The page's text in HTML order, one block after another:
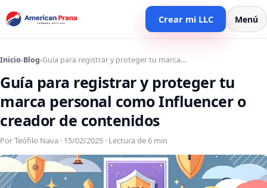
Crear mi LLC Menú
Inicio›Blog›Guía para registrar y proteger tu marca…
Guía para registrar y proteger tu
marca personal como Influencer o
creador de contenidos
Por Teófilo Nava · 15/02/2025 · Lectura de 6 min